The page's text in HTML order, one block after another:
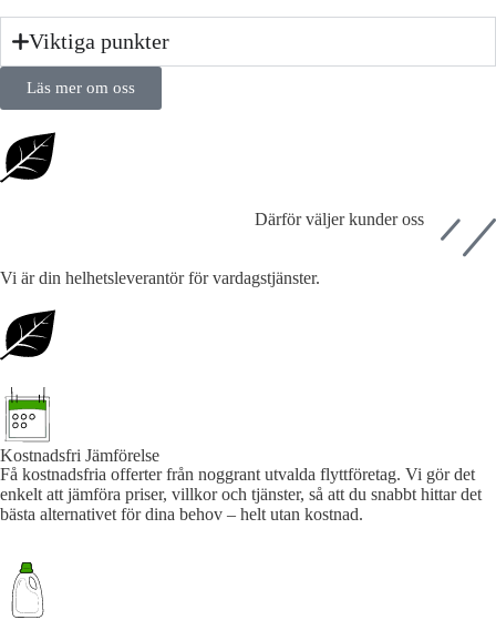
Viktiga punkter
Läs mer om oss
Därför väljer kunder oss
Vi är din helhetsleverantör för vardagstjänster.
Kostnadsfri Jämförelse
Få kostnadsfria offerter från noggrant utvalda flyttföretag. Vi gör det
enkelt att jämföra priser, villkor och tjänster, så att du snabbt hittar det
bästa alternativet för dina behov – helt utan kostnad.